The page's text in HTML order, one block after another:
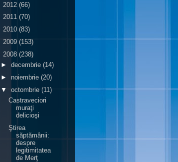
2012 (66)
2011 (70)
2010 (83)
2009 (153)
2008 (238)
► decembrie (14)
► noiembrie (20)
▼ octombrie (11)
Castraveciori
muraţi
delicioşi
Ştirea
săptămânii:
despre
legitimitatea
de Merţ